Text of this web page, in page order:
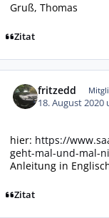
Gruß, Thomas
Zitat
fritzedd
18. August 2020
hier: https://
geht-mal-und-mal-
Anleitung in
Zitat